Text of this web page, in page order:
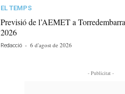
EL TEMPS
Previsió de l’AEMET a
2026
Redacció - 6 d'agost de 2026
- Publicitat -